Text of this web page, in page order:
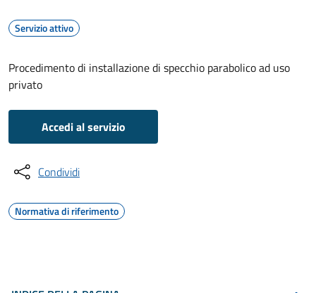
Servizio attivo
Procedimento di installazione di specchio parabolico ad uso
privato
Accedi al servizio
Condividi
Normativa di riferimento